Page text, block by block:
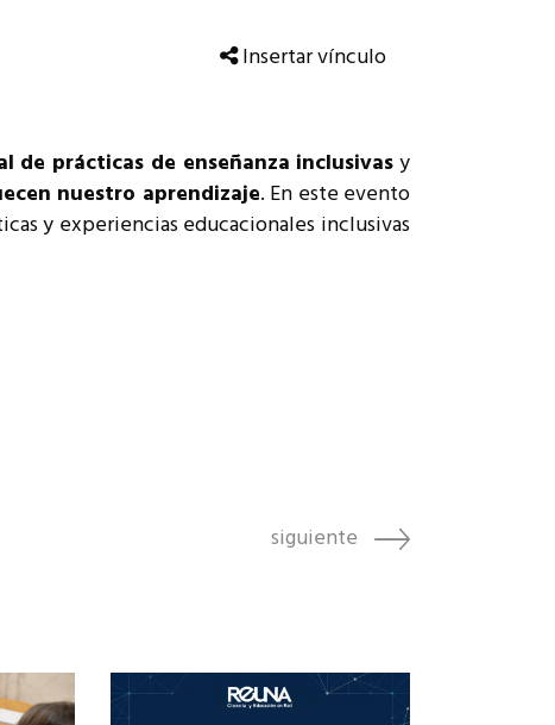
Insertar vínculo
de prácticas de enseñanza inclusivasy
nuestro aprendizaje. En este evento
y experiencias educacionales inclusivas
siguiente